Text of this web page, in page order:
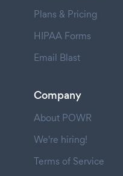
Plans & Pricing
HIPAA Forms
Email Blast
Company
About POWR
We're hiring!
Terms of Service